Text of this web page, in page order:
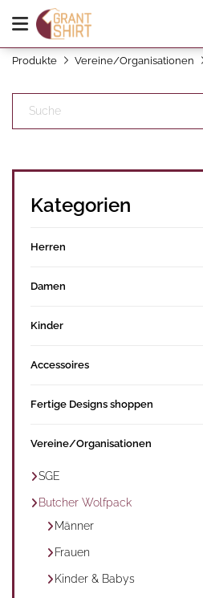
Produkte Vereine/Organisationen
Kategorien
Herren
Damen
Kinder
Accessoires
Fertige Designs shoppen
Vereine/Organisationen
SGE
Butcher Wolfpack
Männer
Frauen
Kinder & Babys